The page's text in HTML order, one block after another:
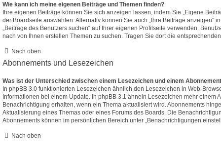
Wie kann ich meine eigenen Beiträge und Themen finden?
Ihre eigenen Beiträge können Sie sich anzeigen lassen, indem Sie „Eigene
der Boardseite auswählen. Alternativ können Sie auch „Ihre Beiträge anzeigen“
„Beiträge des Benutzers suchen“ auf Ihrer eigenen Profilseite verwenden.
nach von Ihnen erstellen Themen zu suchen. Tragen Sie dort die
Nach oben
Abonnements und Lesezeichen
Was ist der Unterschied zwischen einem Lesezeichen und einem
In phpBB 3.0 funktionierten Lesezeichen ähnlich den Lesezeichen in Web-
Informationen bei einem Update. In phpBB 3.1 ähneln Lesezeichen mehr einem
Benachrichtigung erhalten, wenn ein Thema aktualisiert wird. Abonnements
Aktualisierung eines Themas oder eines Forums des Boards. Die
Abonnements können im persönlichen Bereich unter „Benachrichtigungen
Nach oben